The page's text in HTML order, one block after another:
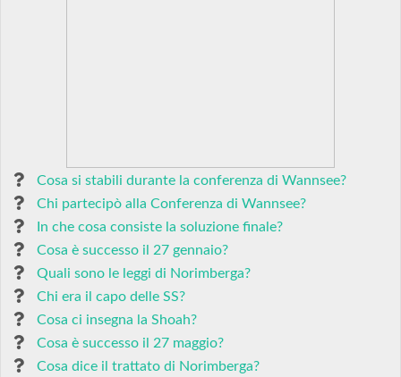
Cosa si stabili durante la conferenza di Wannsee?
Chi partecipò alla Conferenza di Wannsee?
In che cosa consiste la soluzione finale?
Cosa è successo il 27 gennaio?
Quali sono le leggi di Norimberga?
Chi era il capo delle SS?
Cosa ci insegna la Shoah?
Cosa è successo il 27 maggio?
Cosa dice il trattato di Norimberga?